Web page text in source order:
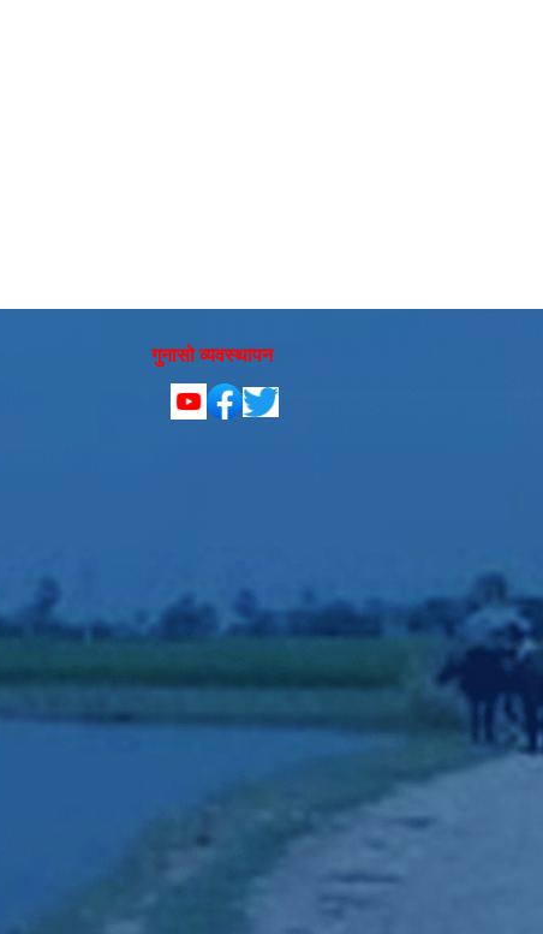
गुनासो व्यवस्थापन